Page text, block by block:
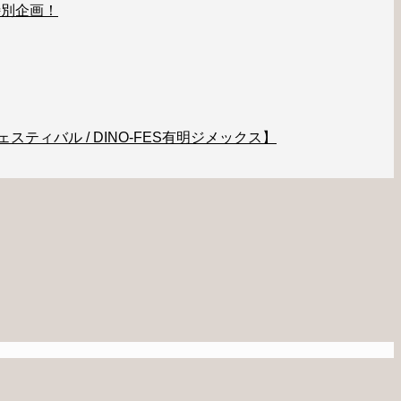
企画！
ティバル / DINO-FES有明ジメックス】